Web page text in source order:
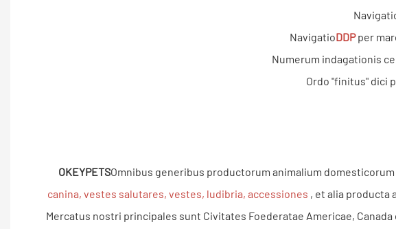
NavigatioDDPper
Numerum indagationis
Ordo "finitus" dici
OKEYPETSOmnibus generibus productorum animalium
canina, vestes salutares, vestes, ludibria, accessiones , et alia producta
Mercatus nostri principales sunt Civitates Foederatae Americae,